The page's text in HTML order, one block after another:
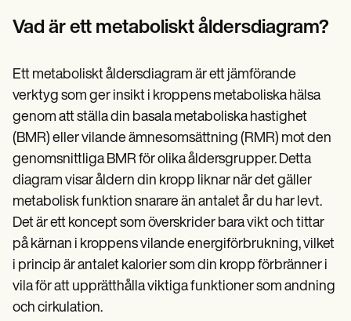
Demos
Switch to Carepatron
Become a Partner
Pricing
Why Carepatron?
Login
Get started
Vad är ett metaboliskt åldersdiagram?
Ett metaboliskt åldersdiagram är ett jämförande
verktyg som ger insikt i kroppens metaboliska hälsa
genom att ställa din basala metaboliska hastighet
(BMR) eller vilande ämnesomsättning (RMR) mot den
genomsnittliga BMR för olika åldersgrupper. Detta
diagram visar åldern din kropp liknar när det gäller
metabolisk funktion snarare än antalet år du har levt.
Det är ett koncept som överskrider bara vikt och tittar
på kärnan i kroppens vilande energiförbrukning, vilket
i princip är antalet kalorier som din kropp förbränner i
vila för att upprätthålla viktiga funktioner som andning
och cirkulation.